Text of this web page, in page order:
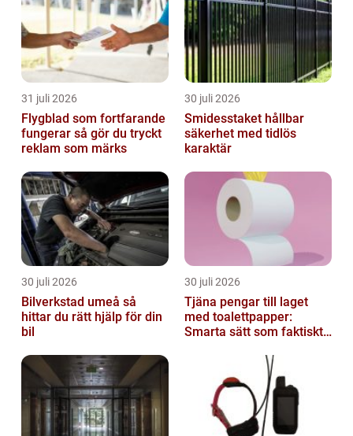
31 juli 2026
Flygblad som fortfarande
fungerar så gör du tryckt
reklam som märks
30 juli 2026
Smidesstaket hållbar
säkerhet med tidlös
karaktär
30 juli 2026
Bilverkstad umeå så
hittar du rätt hjälp för din
bil
30 juli 2026
Tjäna pengar till laget
med toalettpapper:
Smarta sätt som faktiskt